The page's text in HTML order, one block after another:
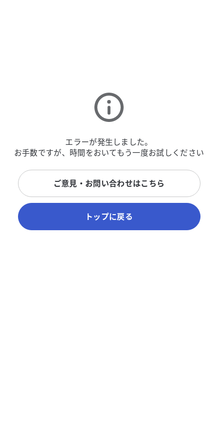
エラーが発生しました。
お手数ですが、時間をおいてもう一度お試しください
ご意見・お問い合わせはこちら
トップに戻る